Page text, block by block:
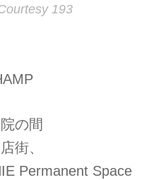
193
の間
街、
Permanent Space